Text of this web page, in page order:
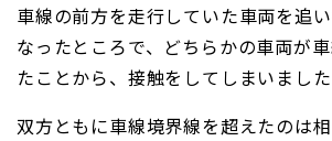
車線の前方を走行していた車両を追
なったところで、どちらかの車両が
たことから、接触をしてしまいました
双方ともに車線境界線を超えたのは